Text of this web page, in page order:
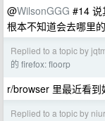
@WilsonGGG #14 说
根本不知道会去哪里
Replied to a topic by
的 firefox: floorp
r/browser 里最近看
Replied to a topic by